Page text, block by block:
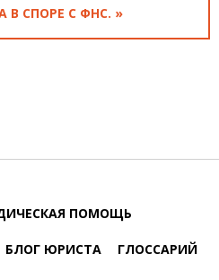
В СПОРЕ С ФНС. »
ПОМОЩЬ
БЛОГ ЮРИСТА ГЛОССАРИЙ